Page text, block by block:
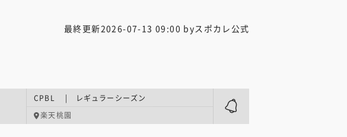
最終更新2026-07-13 09:00 byスポカレ公式
CPBL | レギュラーシーズン
楽天桃園